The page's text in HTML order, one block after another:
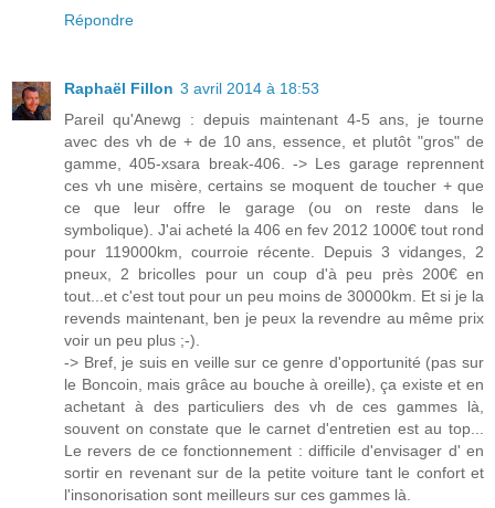
Répondre
Raphaël Fillon 3 avril 2014 à 18:53
Pareil qu'Anewg : depuis maintenant 4-5 ans, je tourne
avec des vh de + de 10 ans, essence, et plutôt "gros" de
gamme, 405-xsara break-406. -> Les garage reprennent
ces vh une misère, certains se moquent de toucher + que
ce que leur offre le garage (ou on reste dans le
symbolique). J'ai acheté la 406 en fev 2012 1000€ tout rond
pour 119000km, courroie récente. Depuis 3 vidanges, 2
pneux, 2 bricolles pour un coup d'à peu près 200€ en
tout...et c'est tout pour un peu moins de 30000km. Et si je la
revends maintenant, ben je peux la revendre au même prix
voir un peu plus ;-).
-> Bref, je suis en veille sur ce genre d'opportunité (pas sur
le Boncoin, mais grâce au bouche à oreille), ça existe et en
achetant à des particuliers des vh de ces gammes là,
souvent on constate que le carnet d'entretien est au top...
Le revers de ce fonctionnement : difficile d'envisager d' en
sortir en revenant sur de la petite voiture tant le confort et
l'insonorisation sont meilleurs sur ces gammes là.